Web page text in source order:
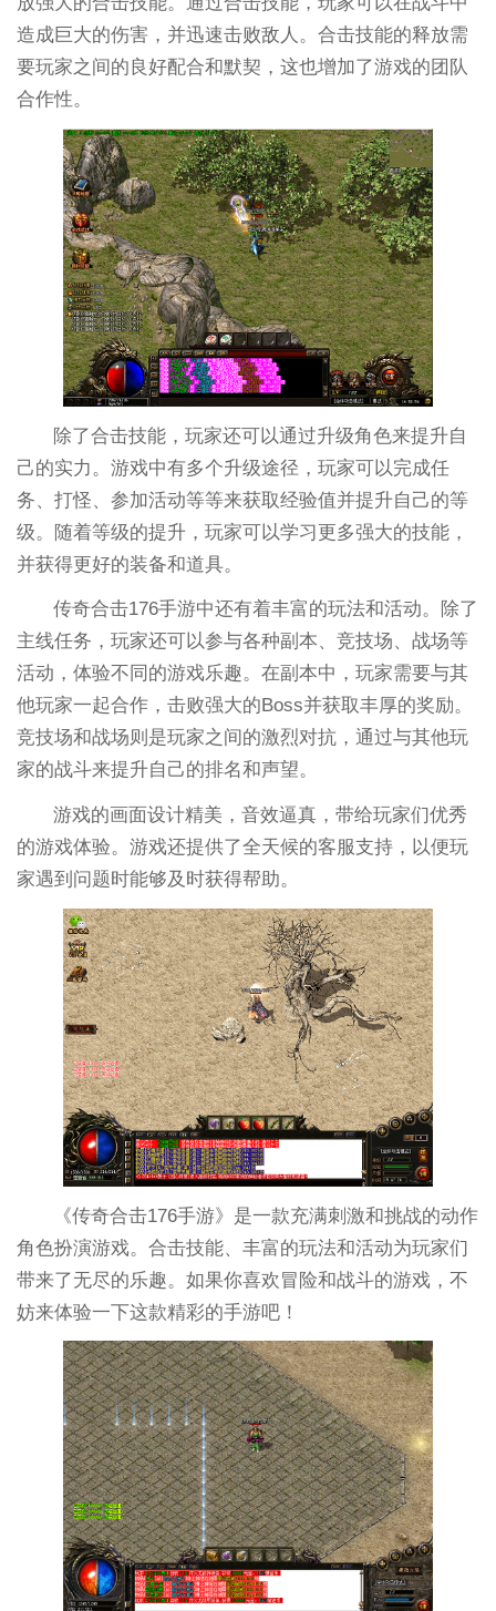
造成巨大的伤害，并迅速击败敌人。合击技能的释放需
要玩家之间的良好配合和默契，这也增加了游戏的团队
合作性。
除了合击技能，玩家还可以通过升级角色来提升自
己的实力。游戏中有多个升级途径，玩家可以完成任
务、打怪、参加活动等等来获取经验值并提升自己的等
级。随着等级的提升，玩家可以学习更多强大的技能，
并获得更好的装备和道具。
传奇合击176手游中还有着丰富的玩法和活动。除了
主线任务，玩家还可以参与各种副本、竞技场、战场等
活动，体验不同的游戏乐趣。在副本中，玩家需要与其
他玩家一起合作，击败强大的Boss并获取丰厚的奖励。
竞技场和战场则是玩家之间的激烈对抗，通过与其他玩
家的战斗来提升自己的排名和声望。
游戏的画面设计精美，音效逼真，带给玩家们优秀
的游戏体验。游戏还提供了全天候的客服支持，以便玩
家遇到问题时能够及时获得帮助。
《传奇合击176手游》是一款充满刺激和挑战的动作
角色扮演游戏。合击技能、丰富的玩法和活动为玩家们
带来了无尽的乐趣。如果你喜欢冒险和战斗的游戏，不
妨来体验一下这款精彩的手游吧！